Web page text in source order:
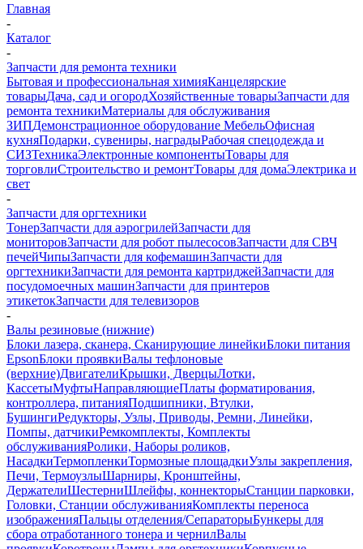
Главная
-
Каталог
-
Запчасти для ремонта техники
Бытовая и профессиональная химияКанцелярские
товарыДача, сад и огородХозяйственные товарыЗапчасти для
ремонта техникиМатериалы для обслуживания
ЗИПДемонстрационное оборудование МебельОфисная
кухняПодарки, сувениры, наградыРабочая спецодежда и
СИЗТехникаЭлектронные компонентыТовары для
торговлиСтроительство и ремонтТовары для домаЭлектрика и
свет
-
Запчасти для оргтехники
ТонерЗапчасти для аэрогрилейЗапчасти для
мониторовЗапчасти для робот пылесосовЗапчасти для СВЧ
печейЧипыЗапчасти для кофемашинЗапчасти для
оргтехникиЗапчасти для ремонта картриджейЗапчасти для
посудомоечных машинЗапчасти для принтеров
этикетокЗапчасти для телевизоров
-
Валы резиновые (нижние)
Блоки лазера, сканера, Сканирующие линейкиБлоки питания
EpsonБлоки проявкиВалы тефлоновые
(верхние)ДвигателиКрышки, ДверцыЛотки,
КассетыМуфтыНаправляющиеПлаты форматирования,
контроллера, питанияПодшипники, Втулки,
БушингиРедукторы, Узлы, Приводы, Ремни, Линейки,
Помпы, датчикиРемкомплекты, Комплекты
обслуживанияРолики, Наборы роликов,
НасадкиТермопленкиТормозные площадкиУзлы закрепления,
Печи, ТермоузлыШарниры, Кронштейны,
ДержателиШестерниШлейфы, коннекторыСтанции парковки,
Головки, Станции обслуживанияКомплекты переноса
изображенияПальцы отделения/СепараторыБункеры для
сбора отработанного тонера и чернилВалы